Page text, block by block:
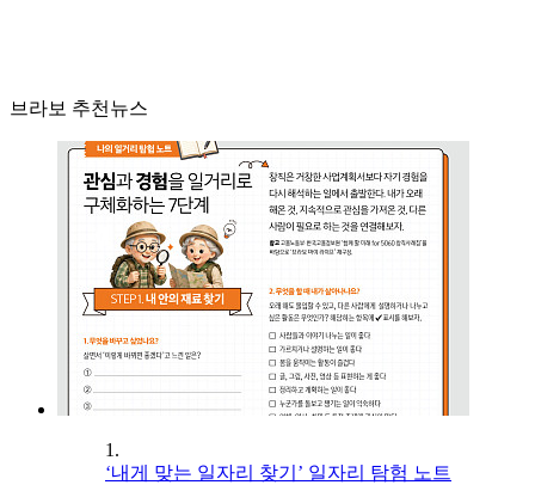
브라보 추천뉴스
1.
‘내게 맞는 일자리 찾기’ 일자리 탐험 노트